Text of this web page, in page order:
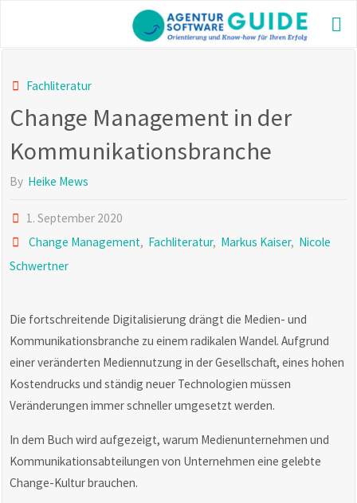
content
Fachliteratur
Change Management in der
Kommunikationsbranche
By Heike Mews
1. September 2020
Change Management, Fachliteratur, Markus Kaiser, Nicole
Schwertner
Die fortschreitende Digitalisierung drängt die Medien- und
Kommunikationsbranche zu einem radikalen Wandel. Aufgrund
einer veränderten Mediennutzung in der Gesellschaft, eines hohen
Kostendrucks und ständig neuer Technologien müssen
Veränderungen immer schneller umgesetzt werden.
In dem Buch wird aufgezeigt, warum Medienunternehmen und
Kommunikationsabteilungen von Unternehmen eine gelebte
Change-Kultur brauchen.